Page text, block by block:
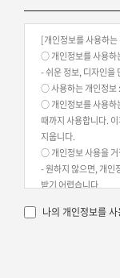
[개인정보를 사용하
○ 개인정보를 사용하
- 쉬운 정보, 디자인을
○ 사용하는 개인정보
○ 개인정보를 사용하
때까지 사용합니다.
지웁니다.
○ 개인정보 사용을 거
- 원하지 않으면, 개인
받기 어렵습니다.
않습니다.
나의 개인정보를